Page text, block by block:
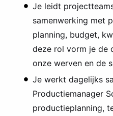
Je leidt
samenwerking met
planning, budget,
deze rol vorm je de
onze werven en de
Je werkt dagelijks
Productiemanager
productieplanning,